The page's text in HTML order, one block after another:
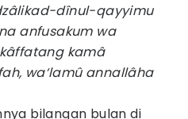
dînul-qayyimu
anfusakum wa
kamâ
wa‘lamû annallâha
bilangan bulan di